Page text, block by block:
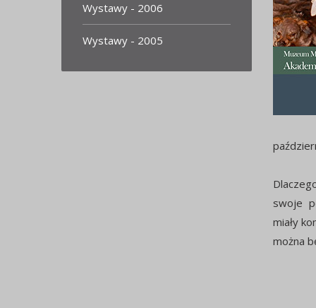
swoje
miały
można
Wystawy - 2006
Wystawy - 2005